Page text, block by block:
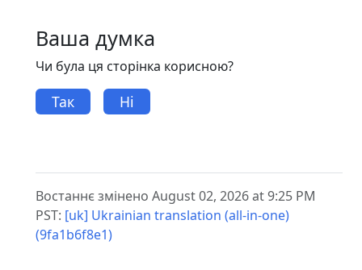
Ваша думка
Чи була ця сторінка корисною?
Так Ні
Востаннє змінено August 02, 2026 at 9:25 PM
PST: [uk] Ukrainian translation (all-in-one)
(9fa1b6f8e1)